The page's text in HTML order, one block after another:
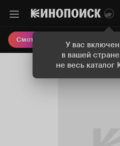
У вас
в вашей
не весь каталог
Смотреть кино